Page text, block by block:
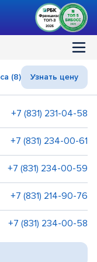
(8) Узнать цену
+7 (831) 231-04-58
+7 (831) 234-00-61
+7 (831) 234-00-59
+7 (831) 214-90-76
+7 (831) 234-00-58